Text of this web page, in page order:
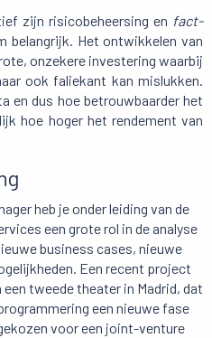
zijn risicobeheersing en fact-
belangrijk. Het ontwikkelen van
onzekere investering waarbij
ook faliekant kan mislukken.
en dus hoe betrouwbaarder het
hoe hoger het rendement van
heb je onder leiding van de
een grote rol in de analyse
business cases, nieuwe
Een recent project
tweede theater in Madrid, dat
een nieuwe fase
voor een joint-venture